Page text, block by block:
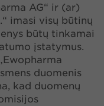
AG“ ir (ar)
imasi visų būtinų
būtų tinkamai
įstatymus.
duomenis
kad duomenų